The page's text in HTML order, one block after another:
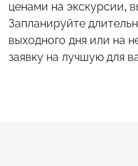
ценами на экскурсии,
Запланируйте
выходного дня или на
заявку на лучшую для